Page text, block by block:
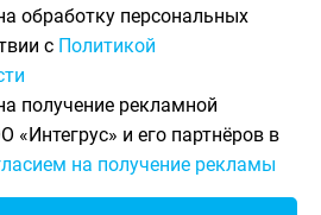
обработку персональных
с Политикой
получение рекламной
и его партнёров в
на получение рекламы